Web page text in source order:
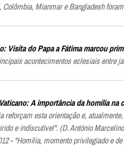
Colômbia, Mianmar e Bangladesh
Visita do Papa a Fátima marcou
acontecimentos eclesiais entre
A importância da homilia na
reforçam esta orientação e,
e indiscutível". (D. António
- "Homilia, momento privilegiado e